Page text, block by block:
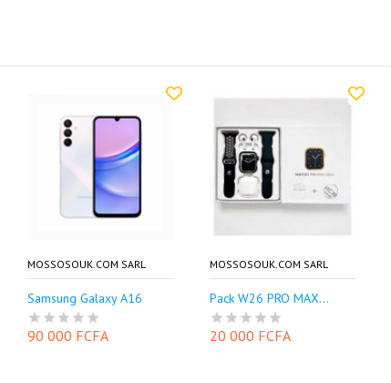
MOSSOSOUK.COM SARL
Samsung Galaxy A16
90 000 FCFA
MOSSOSOUK.COM SARL
Pack W26 PRO MAX...
20 000 FCFA